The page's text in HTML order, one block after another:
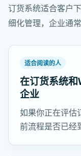
订货系统适合客户
细化管理，企业通
适合阅读的人
在订货系统
企业
如果你正在评估
前流程是否已经